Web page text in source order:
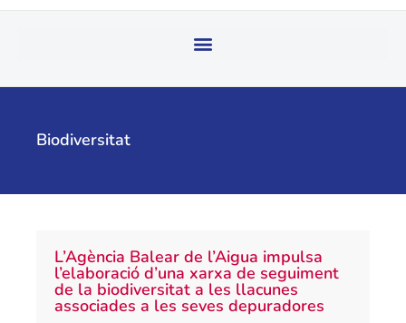
Biodiversitat
L’Agència Balear de l’Aigua impulsa
l’elaboració d’una xarxa de seguiment
de la biodiversitat a les llacunes
associades a les seves depuradores